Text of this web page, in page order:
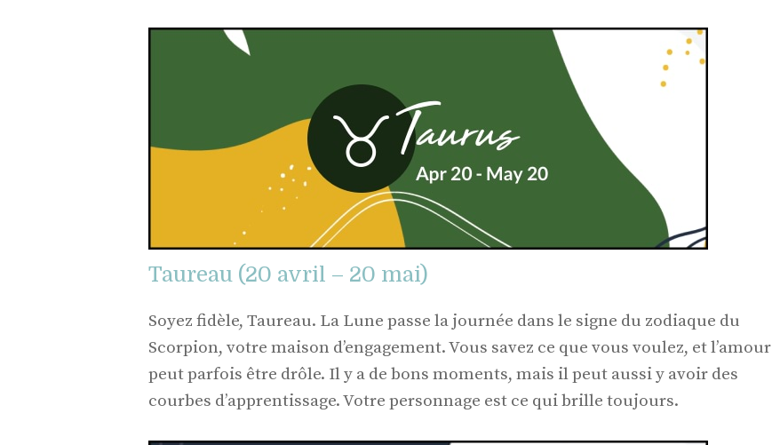
Taureau (20 avril – 20 mai)
Soyez fidèle, Taureau. La Lune passe la journée dans le signe du zodiaque du
Scorpion, votre maison d’engagement. Vous savez ce que vous voulez, et l’amour
peut parfois être drôle. Il y a de bons moments, mais il peut aussi y avoir des
courbes d’apprentissage. Votre personnage est ce qui brille toujours.